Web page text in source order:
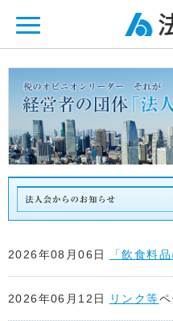
2026年08月06日 「飲食料
2026年06月12日 リンク等